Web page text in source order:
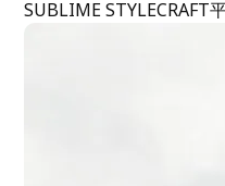
SUBLIME STYLECRAFT